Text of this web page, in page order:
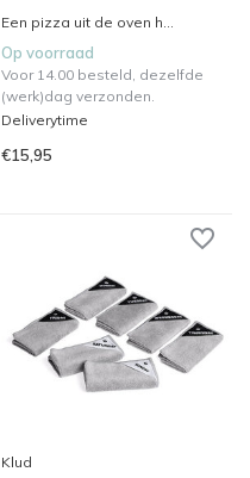
Een pizza uit de oven h...
Op voorraad
Voor 14.00 besteld, dezelfde
(werk)dag verzonden.
Deliverytime
€15,95
Klud